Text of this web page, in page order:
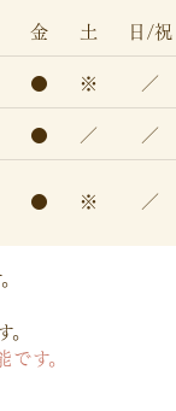
金 土
日/祝
● ※
／
● ／
／
● ※ ／
す。